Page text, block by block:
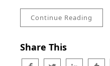
Continue Reading
Share This